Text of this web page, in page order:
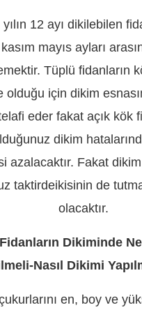
12 ayı dikilebilen
mayıs ayları
Tüplü fidanların
olduğu için dikim
eder fakat açık kök
dikim
azalacaktır. Fakat
taktirdeikisinin de
olacaktır.
Dikiminde
Nasıl Dikimi
en, boy ve